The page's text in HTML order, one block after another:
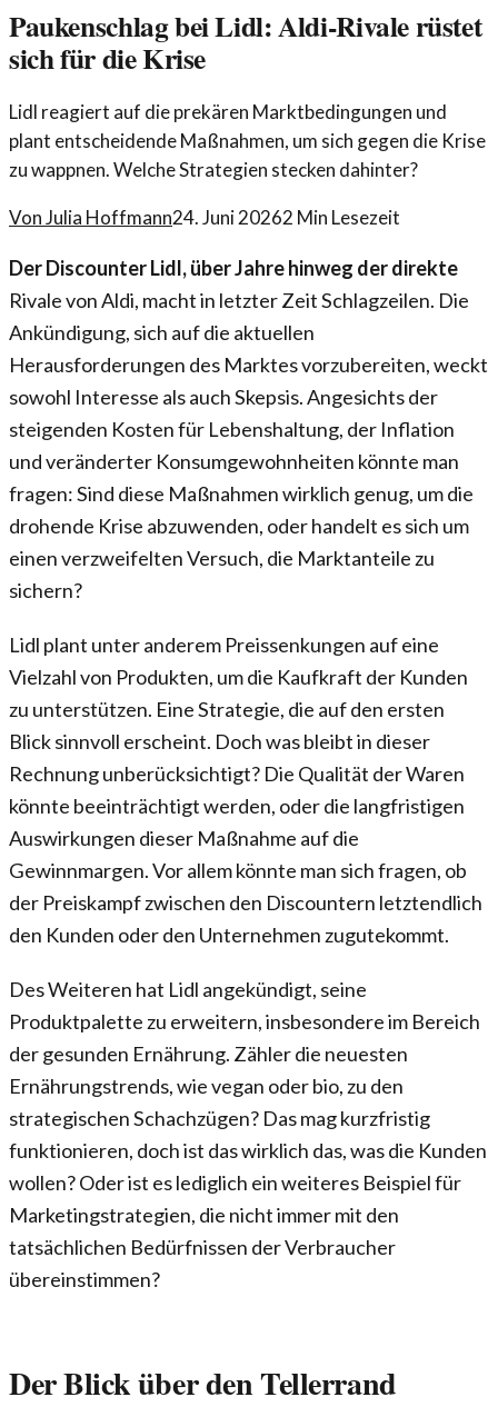
Paukenschlag bei Lidl: Aldi-Rivale rüstet
sich für die Krise
Lidl reagiert auf die prekären Marktbedingungen und
plant entscheidende Maßnahmen, um sich gegen die Krise
zu wappnen. Welche Strategien stecken dahinter?
VonJulia Hoffmann24. Juni 20262 Min Lesezeit
Der Discounter Lidl, über Jahre hinweg der direkte
Rivale von Aldi, macht in letzter Zeit Schlagzeilen. Die
Ankündigung, sich auf die aktuellen
Herausforderungen des Marktes vorzubereiten, weckt
sowohl Interesse als auch Skepsis. Angesichts der
steigenden Kosten für Lebenshaltung, der Inflation
und veränderter Konsumgewohnheiten könnte man
fragen: Sind diese Maßnahmen wirklich genug, um die
drohende Krise abzuwenden, oder handelt es sich um
einen verzweifelten Versuch, die Marktanteile zu
sichern?
Lidl plant unter anderem Preissenkungen auf eine
Vielzahl von Produkten, um die Kaufkraft der Kunden
zu unterstützen. Eine Strategie, die auf den ersten
Blick sinnvoll erscheint. Doch was bleibt in dieser
Rechnung unberücksichtigt? Die Qualität der Waren
könnte beeinträchtigt werden, oder die langfristigen
Auswirkungen dieser Maßnahme auf die
Gewinnmargen. Vor allem könnte man sich fragen, ob
der Preiskampf zwischen den Discountern letztendlich
den Kunden oder den Unternehmen zugutekommt.
Des Weiteren hat Lidl angekündigt, seine
Produktpalette zu erweitern, insbesondere im Bereich
der gesunden Ernährung. Zähler die neuesten
Ernährungstrends, wie vegan oder bio, zu den
strategischen Schachzügen? Das mag kurzfristig
funktionieren, doch ist das wirklich das, was die Kunden
wollen? Oder ist es lediglich ein weiteres Beispiel für
Marketingstrategien, die nicht immer mit den
tatsächlichen Bedürfnissen der Verbraucher
übereinstimmen?
Der Blick über den Tellerrand